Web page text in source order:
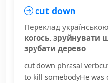
cut down
Переклад
когось, зруйнувати
зрубати дерево
cut down phrasal
to kill somebodyHe was